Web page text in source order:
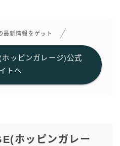
最新情報をゲット
ッピンガレージ)公式
トへ
ホッピンガレー